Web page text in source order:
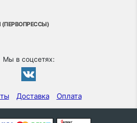
Мы в соцсетях:
Доставка Оплата